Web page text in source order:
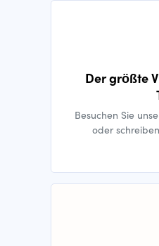
Der größte
Besuchen Sie
oder